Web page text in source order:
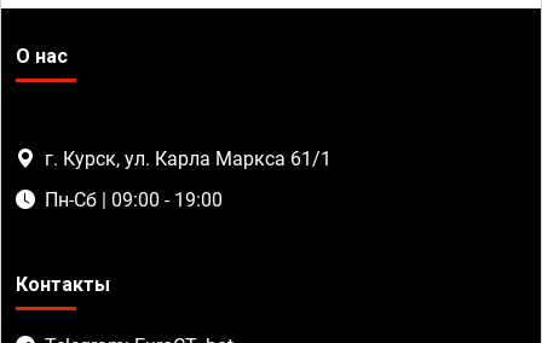
О нас
г. Курск, ул. Карла Маркса 61/1
Пн-Сб | 09:00 - 19:00
Контакты